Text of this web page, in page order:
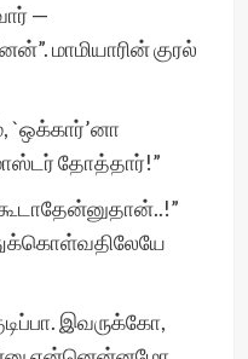
—
மாமியாரின் குரல்
`ஒக்கார்’னா
தோத்தார்!”
இவருக்கோ,